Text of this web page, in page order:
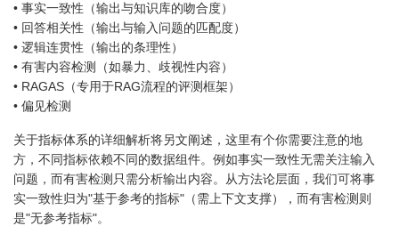
• 事实一致性（输出与知识库的吻合度）
• 回答相关性（输出与输入问题的匹配度）
• 逻辑连贯性（输出的条理性）
• 有害内容检测（如暴力、歧视性内容）
• RAGAS（专用于RAG流程的评测框架）
• 偏见检测
关于指标体系的详细解析将另文阐述，这里有个你需要注意的地
方，不同指标依赖不同的数据组件。例如事实一致性无需关注输入
问题，而有害检测只需分析输出内容。从方法论层面，我们可将事
实一致性归为"基于参考的指标"（需上下文支撑），而有害检测则
是"无参考指标"。